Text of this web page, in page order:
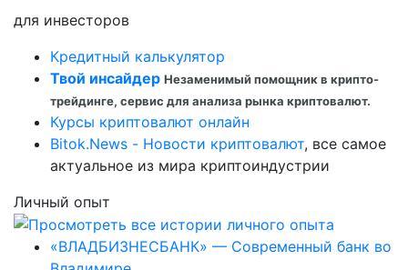
для инвесторов
Кредитный калькулятор
Твой инсайдер Незаменимый помощник в крипто-
трейдинге, сервис для анализа рынка криптовалют.
Курсы криптовалют онлайн
Bitok.News - Новости криптовалют, все самое
актуальное из мира криптоиндустрии
Личный опыт
«ВЛАДБИЗНЕСБАНК» — Современный банк во